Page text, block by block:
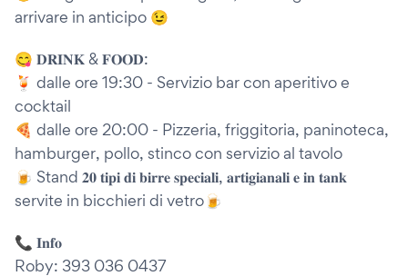
arrivare in anticipo 😉
😋 𝐃𝐑𝐈𝐍𝐊 & 𝐅𝐎𝐎𝐃:
🍹 dalle ore 19:30 - Servizio bar con aperitivo e
cocktail
🍕 dalle ore 20:00 - Pizzeria, friggitoria, paninoteca,
hamburger, pollo, stinco con servizio al tavolo
🍺 Stand 𝟐𝟎 𝐭𝐢𝐩𝐢 𝐝𝐢 𝐛𝐢𝐫𝐫𝐞 𝐬𝐩𝐞𝐜𝐢𝐚𝐥𝐢, 𝐚𝐫𝐭𝐢𝐠𝐢𝐚𝐧𝐚𝐥𝐢 𝐞 𝐢𝐧 𝐭𝐚𝐧𝐤
servite in bicchieri di vetro🍺
📞 𝐈𝐧𝐟𝐨
Roby: 393 036 0437